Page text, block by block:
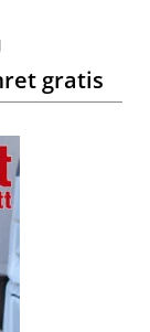
gratis